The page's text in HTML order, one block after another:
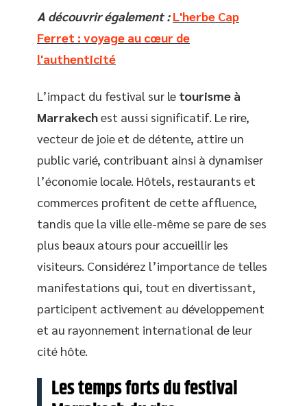
A découvrir également : L'herbe Cap
Ferret : voyage au cœur de
l'authenticité
L’impact du festival sur le tourisme à
Marrakechest aussi significatif. Le rire,
vecteur de joie et de détente, attire un
public varié, contribuant ainsi à dynamiser
l’économie locale. Hôtels, restaurants et
commerces profitent de cette affluence,
tandis que la ville elle-même se pare de ses
plus beaux atours pour accueillir les
visiteurs. Considérez l’importance de telles
manifestations qui, tout en divertissant,
participent activement au développement
et au rayonnement international de leur
cité hôte.
Les temps forts du festival